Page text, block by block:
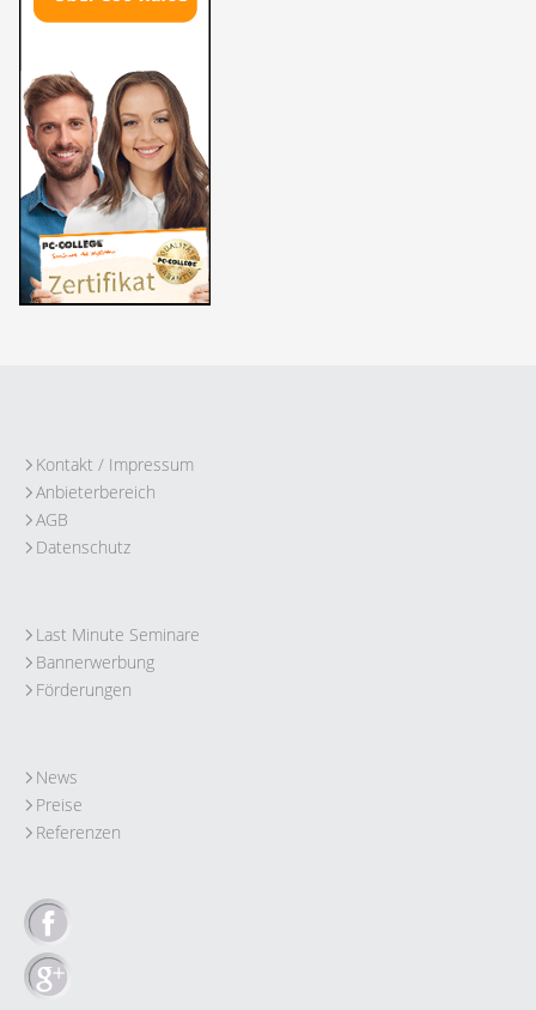
Kontakt / Impressum
Anbieterbereich
AGB
Datenschutz
Last Minute Seminare
Bannerwerbung
Förderungen
News
Preise
Referenzen